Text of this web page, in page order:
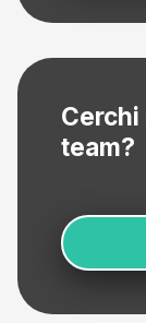
team?